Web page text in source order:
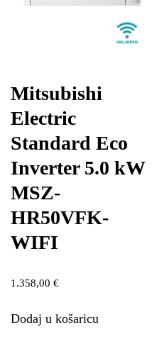
Mitsubishi
Electric
Standard Eco
Inverter 5.0 kW
MSZ-
HR50VFK-
WIFI
1.358,00 €
Dodaj u košaricu